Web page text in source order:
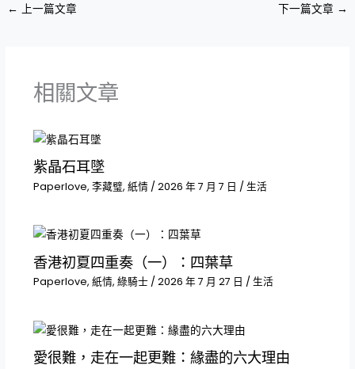
← 上一篇文章 下一篇文章 →
相關文章
紫晶石耳墜
Paperlove, 李藏璧, 紙情/ 2026 年 7 月 7 日 / 生活
香港初夏四重奏（一）：四葉草
Paperlove, 紙情, 綠騎士/ 2026 年 7 月 27 日 / 生活
愛很難，走在一起更難：緣盡的六大理由